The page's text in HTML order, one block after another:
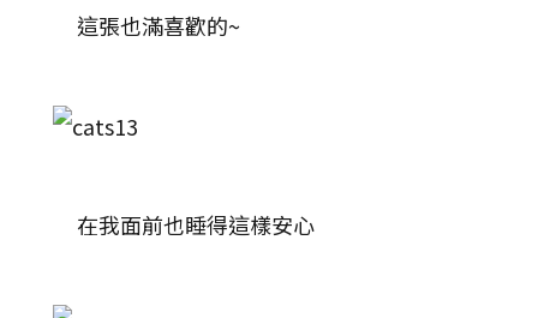
這張也滿喜歡的~
在我面前也睡得這樣安心